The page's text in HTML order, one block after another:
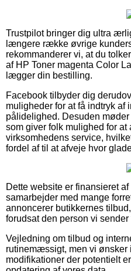
Trustpilot bringer dig ultra
længere række øvrige
rekommanderer vi, at du
af HP Toner magenta Color
lægger din bestilling.
Facebook tilbyder dig
muligheder for at få indtryk af
pålidelighed. Desuden
som giver folk mulighed for at
virksomhedens service,
fordel af til at afveje hvor
Dette website er finansieret
samarbejder med mange
annoncerer butikkernes
forudsat den person vi
Vejledning om tilbud og
rutinemæssigt, men vi ønsker
modifikationer der potentielt